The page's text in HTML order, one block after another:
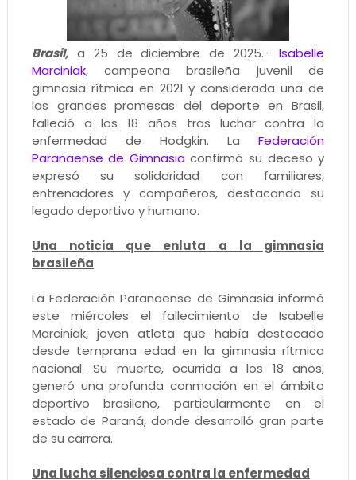
Brasil,a 25 de diciembre de 2025.-Isabelle
Marciniak, campeona brasileña juvenil de
gimnasia rítmica en 2021 y considerada una de
las grandes promesas del deporte en Brasil,
falleció a los 18 años tras luchar contra la
enfermedad de Hodgkin. LaFederación
Paranaense de Gimnasiaconfirmó su deceso y
expresó su solidaridad con familiares,
entrenadores y compañeros, destacando su
legado deportivo y humano.
Una noticia que enluta a la gimnasia
brasileña
La Federación Paranaense de Gimnasia informó
este miércoles el fallecimiento de Isabelle
Marciniak, joven atleta que había destacado
desde temprana edad en la gimnasia rítmica
nacional. Su muerte, ocurrida a los 18 años,
generó una profunda conmoción en el ámbito
deportivo brasileño, particularmente en el
estado de Paraná, donde desarrolló gran parte
de su carrera.
Una lucha silenciosa contra la enfermedad